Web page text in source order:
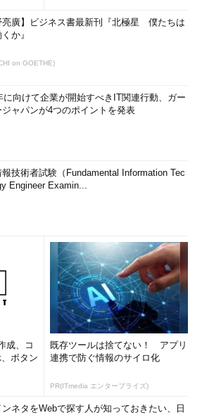
亮廣】ビジネス書最新刊『北極星 僕たちは
か』
on GOETHE)
に向けて企業が開始すべきIT関連行動、ガー
ジャパンが4つのポイントを発表
技術者試験（Fundamental Information Tec
Engineer Examin...
成、コ
ボタン
既存ツールは捨てない！ アプリ
連携で防ぐ情報のサイロ化
PR(ITmedia エンタープライズ)
ネタをWebで探す人が知っておきたい、日